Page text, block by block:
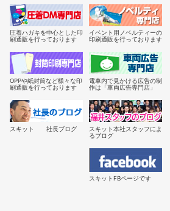
圧着ハガキを中心とした印
刷通販を行っております
イベント用ノベルティーの
印刷通販を行っております
OPPや紙封筒など様々な印
刷通販を行っております
電車内で見かける広告の制
作は「車両広告専門店」
スキット 社長ブログ
スキット本社スタッフによ
るブログ
スキットFBページです